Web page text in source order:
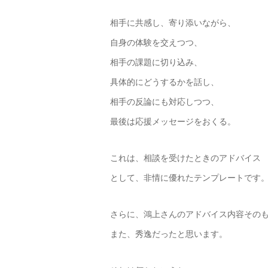
相手に共感し、寄り添いながら、
自身の体験を交えつつ、
相手の課題に切り込み、
具体的にどうするかを話し、
相手の反論にも対応しつつ、
最後は応援メッセージをおくる。
これは、相談を受けたときのアドバイス
として、非情に優れたテンプレートです。
さらに、鴻上さんのアドバイス内容そのも
また、秀逸だったと思います。